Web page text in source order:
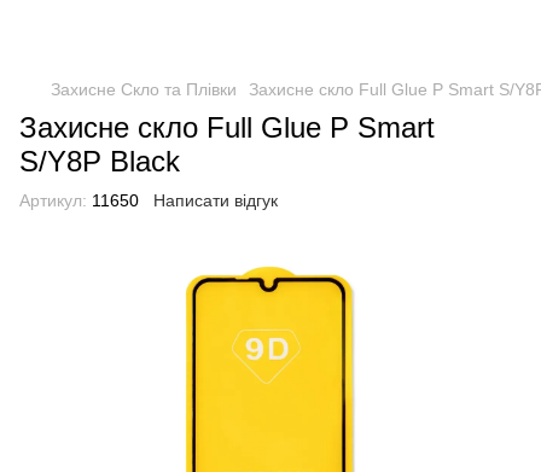
Захисне Скло та Плівки Захисне скло Full Glue P Smart S/
Захисне скло Full Glue P Smart
S/Y8P Black
Артикул: 11650 Написати відгук